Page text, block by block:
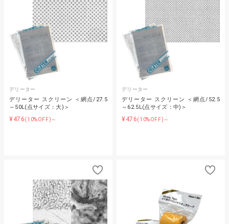
デリーター
デリーター スクリーン ＜網点/27.5
～50L(点サイズ：大)＞
¥476(10%OFF)～
デリーター
デリーター スクリーン ＜網点/52.5
～62.5L(点サイズ：中)＞
¥476(10%OFF)～